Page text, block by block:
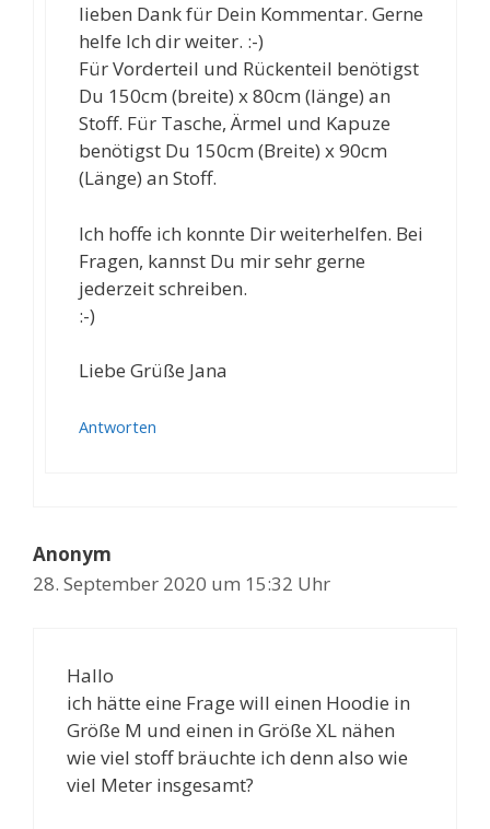
lieben Dank für Dein Kommentar. Gerne
helfe Ich dir weiter. :-)
Für Vorderteil und Rückenteil benötigst
Du 150cm (breite) x 80cm (länge) an
Stoff. Für Tasche, Ärmel und Kapuze
benötigst Du 150cm (Breite) x 90cm
(Länge) an Stoff.
Ich hoffe ich konnte Dir weiterhelfen. Bei
Fragen, kannst Du mir sehr gerne
jederzeit schreiben.
:-)
Liebe Grüße Jana
Antworten
Anonym
28. September 2020 um 15:32 Uhr
Hallo
ich hätte eine Frage will einen Hoodie in
Größe M und einen in Größe XL nähen
wie viel stoff bräuchte ich denn also wie
viel Meter insgesamt?